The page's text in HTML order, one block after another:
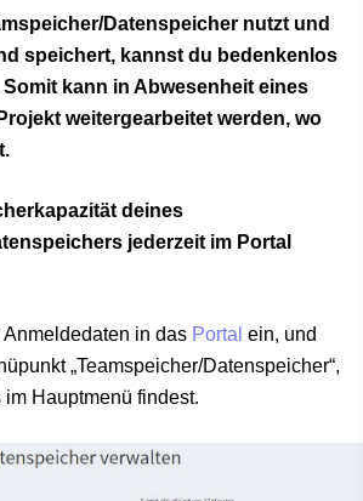
Datenspeicher nutzt und
speichert, kannst du bedenkenlos
kann in Abwesenheit eines
weitergearbeitet werden, wo
deines
jederzeit im Portal
in das Portal ein, und
„Teamspeicher/Datenspeicher“,
Hauptmenü findest.